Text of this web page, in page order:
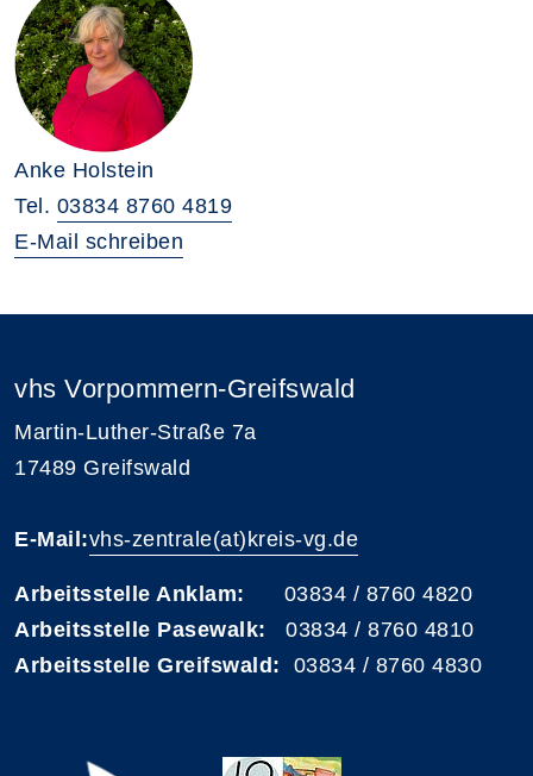
Anke Holstein
Tel. 03834 8760 4819
E-Mail schreiben
vhs Vorpommern-Greifswald
Martin-Luther-Straße 7a
17489 Greifswald
E-Mail:vhs-zentrale(at)kreis-vg.de
Arbeitsstelle Anklam: 03834 / 8760 4820
Arbeitsstelle Pasewalk: 03834 / 8760 4810
Arbeitsstelle Greifswald: 03834 / 8760 4830